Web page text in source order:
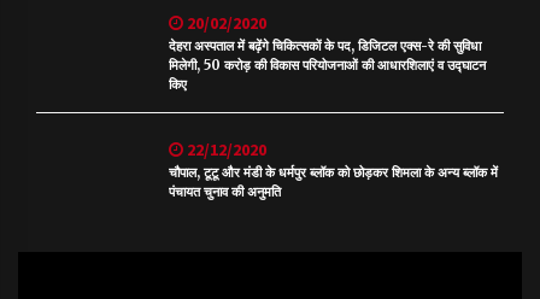
20/02/2020
देहरा अस्पताल में बढ़ेंगे चिकित्सकों के पद, डिजिटल एक्स-रे की सुविधा
मिलेगी, 50 करोड़ की विकास परियोजनाओं की आधारशिलाएं व उद्घाटन
किए
22/12/2020
चौपाल, टूटू और मंडी के धर्मपुर ब्लॉक को छोड़कर शिमला के अन्य ब्लॉक में
पंचायत चुनाव की अनुमति